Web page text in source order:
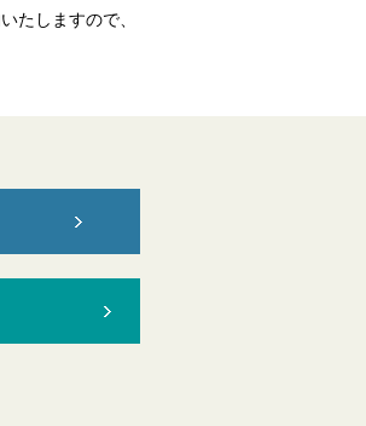
たしますので、